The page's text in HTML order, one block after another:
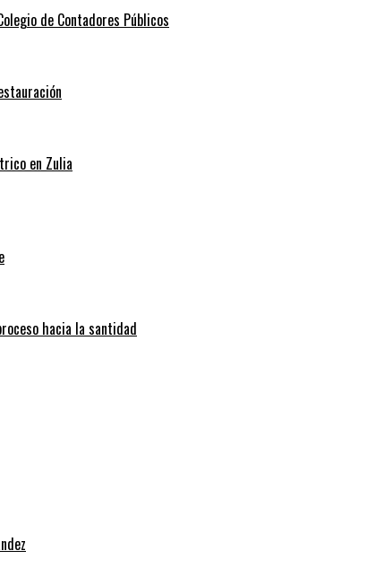
de Contadores Públicos
en Zulia
hacia la santidad